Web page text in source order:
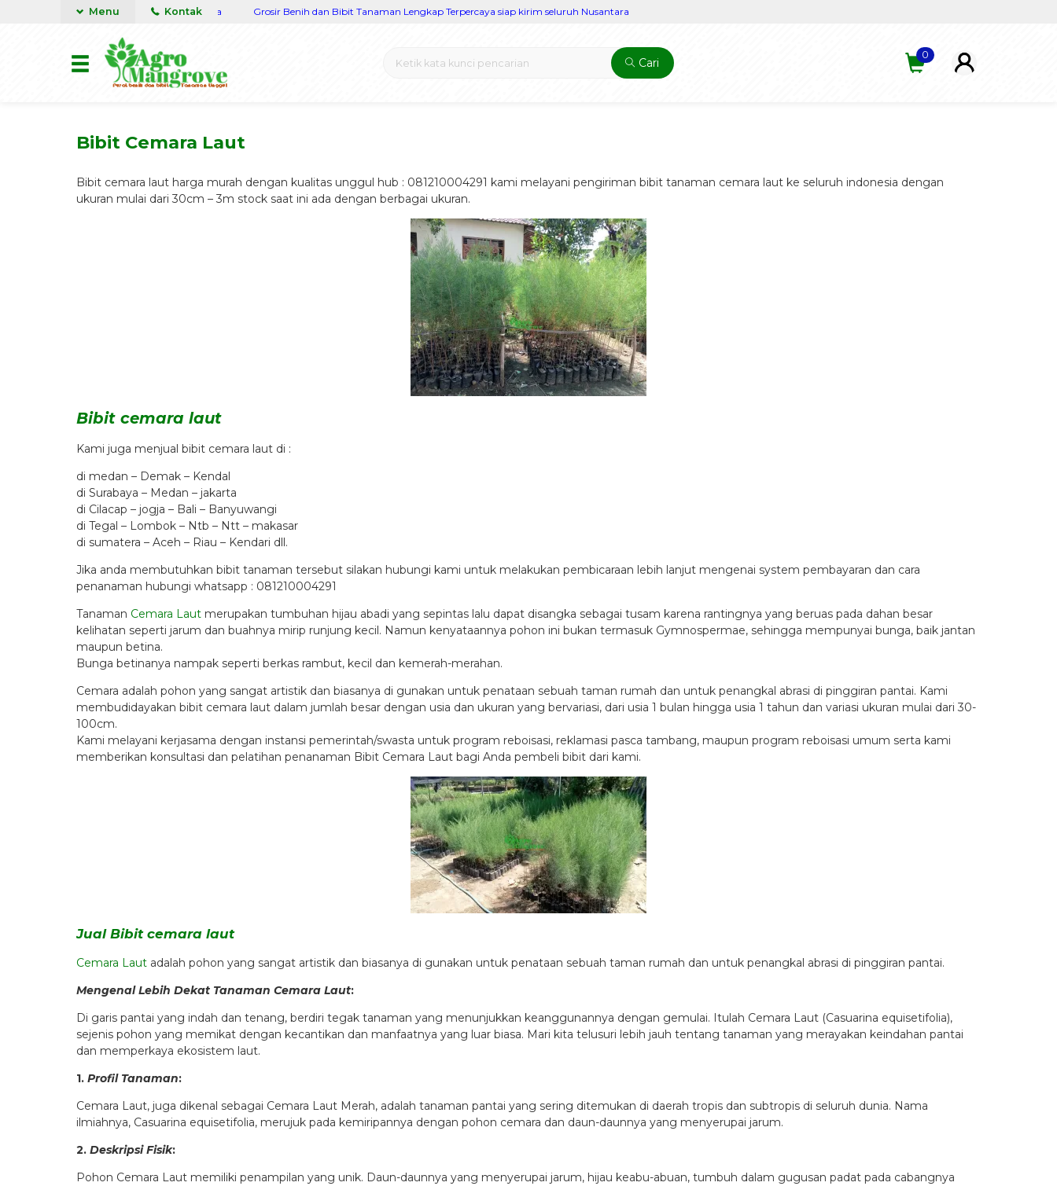
Terpercaya siap kirim seluruh Nusantara Grosir Benih dan Bibit Tanaman Lengkap Terpercaya siap kirim seluruh Nusantara
Menu Kontak
Cari
0
Bibit Cemara Laut
Bibit cemara laut harga murah dengan kualitas unggul hub : 081210004291 kami melayani pengiriman bibit tanaman cemara laut ke seluruh indonesia dengan
ukuran mulai dari 30cm – 3m stock saat ini ada dengan berbagai ukuran.
Bibit cemara laut
Kami juga menjual bibit cemara laut di :
di medan – Demak – Kendal
di Surabaya – Medan – jakarta
di Cilacap – jogja – Bali – Banyuwangi
di Tegal – Lombok – Ntb – Ntt – makasar
di sumatera – Aceh – Riau – Kendari dll.
Jika anda membutuhkan bibit tanaman tersebut silakan hubungi kami untuk melakukan pembicaraan lebih lanjut mengenai system pembayaran dan cara
penanaman hubungi whatsapp : 081210004291
Tanaman Cemara Laut merupakan tumbuhan hijau abadi yang sepintas lalu dapat disangka sebagai tusam karena rantingnya yang beruas pada dahan besar
kelihatan seperti jarum dan buahnya mirip runjung kecil. Namun kenyataannya pohon ini bukan termasuk Gymnospermae, sehingga mempunyai bunga, baik jantan
maupun betina.
Bunga betinanya nampak seperti berkas rambut, kecil dan kemerah-merahan.
Cemara adalah pohon yang sangat artistik dan biasanya di gunakan untuk penataan sebuah taman rumah dan untuk penangkal abrasi di pinggiran pantai. Kami
membudidayakan bibit cemara laut dalam jumlah besar dengan usia dan ukuran yang bervariasi, dari usia 1 bulan hingga usia 1 tahun dan variasi ukuran mulai dari 30-
100cm.
Kami melayani kerjasama dengan instansi pemerintah/swasta untuk program reboisasi, reklamasi pasca tambang, maupun program reboisasi umum serta kami
memberikan konsultasi dan pelatihan penanaman Bibit Cemara Laut bagi Anda pembeli bibit dari kami.
Jual Bibit cemara laut
Cemara Laut adalah pohon yang sangat artistik dan biasanya di gunakan untuk penataan sebuah taman rumah dan untuk penangkal abrasi di pinggiran pantai.
Mengenal Lebih Dekat Tanaman Cemara Laut:
Di garis pantai yang indah dan tenang, berdiri tegak tanaman yang menunjukkan keanggunannya dengan gemulai. Itulah Cemara Laut (Casuarina equisetifolia),
sejenis pohon yang memikat dengan kecantikan dan manfaatnya yang luar biasa. Mari kita telusuri lebih jauh tentang tanaman yang merayakan keindahan pantai
dan memperkaya ekosistem laut.
1. Profil Tanaman:
Cemara Laut, juga dikenal sebagai Cemara Laut Merah, adalah tanaman pantai yang sering ditemukan di daerah tropis dan subtropis di seluruh dunia. Nama
ilmiahnya, Casuarina equisetifolia, merujuk pada kemiripannya dengan pohon cemara dan daun-daunnya yang menyerupai jarum.
2. Deskripsi Fisik:
Pohon Cemara Laut memiliki penampilan yang unik. Daun-daunnya yang menyerupai jarum, hijau keabu-abuan, tumbuh dalam gugusan padat pada cabangnya